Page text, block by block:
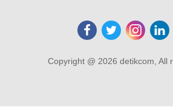
Copyright @ 2026 detikcom, All